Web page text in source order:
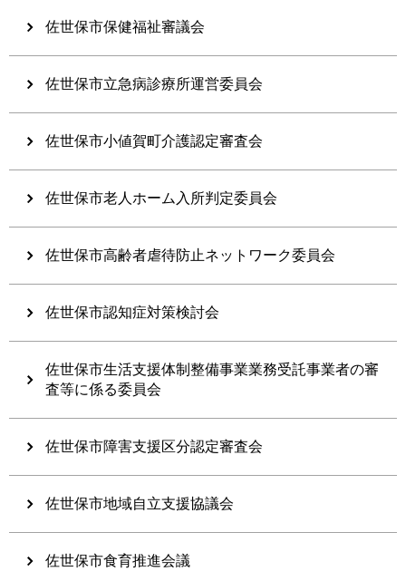
佐世保市保健福祉審議会
佐世保市立急病診療所運営委員会
佐世保市小値賀町介護認定審査会
佐世保市老人ホーム入所判定委員会
佐世保市高齢者虐待防止ネットワーク委員会
佐世保市認知症対策検討会
佐世保市生活支援体制整備事業業務受託事業者の審
査等に係る委員会
佐世保市障害支援区分認定審査会
佐世保市地域自立支援協議会
佐世保市食育推進会議